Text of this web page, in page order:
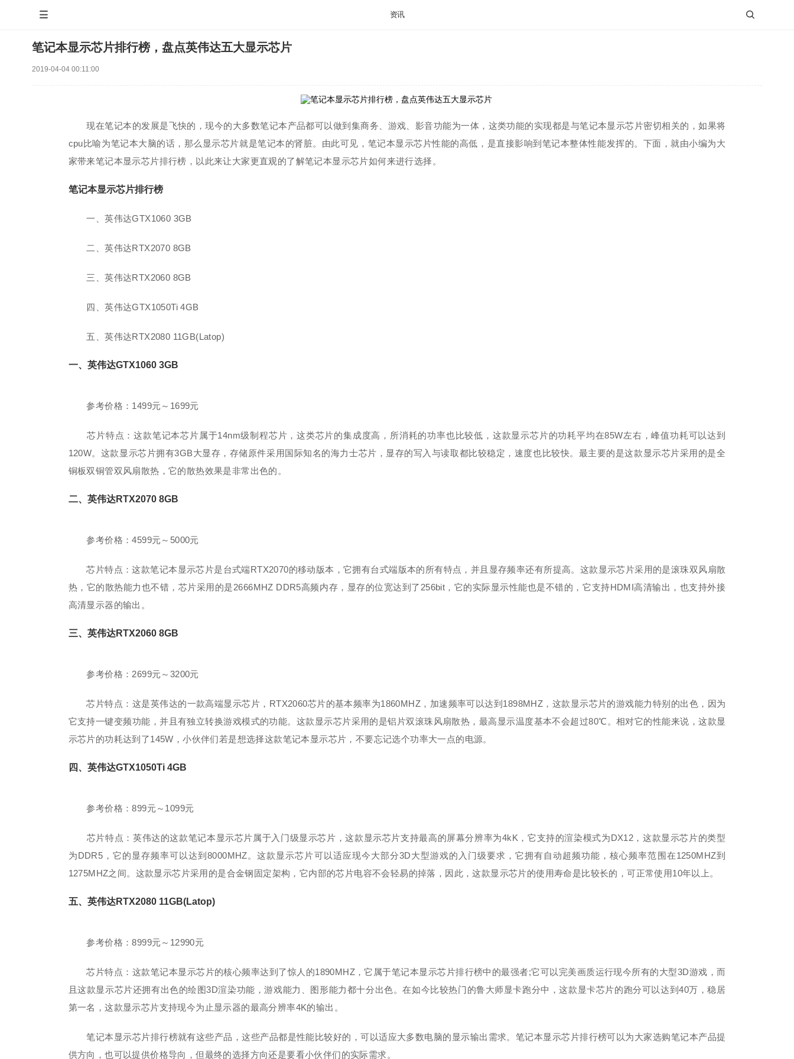

资讯

笔记本显示芯片排行榜，盘点英伟达五大显示芯片
2019-04-04 00:11:00
现在笔记本的发展是飞快的，现今的大多数笔记本产品都可以做到集商务、游戏、影音功能为一体，这类功能的实现都是与笔记本显示芯片密切相关的，如果将
cpu比喻为笔记本大脑的话，那么显示芯片就是笔记本的肾脏。由此可见，笔记本显示芯片性能的高低，是直接影响到笔记本整体性能发挥的。下面，就由小编为大
家带来笔记本显示芯片排行榜，以此来让大家更直观的了解笔记本显示芯片如何来进行选择。
笔记本显示芯片排行榜
一、英伟达GTX1060 3GB
二、英伟达RTX2070 8GB
三、英伟达RTX2060 8GB
四、英伟达GTX1050Ti 4GB
五、英伟达RTX2080 11GB(Latop)
一、英伟达GTX1060 3GB
参考价格：1499元～1699元
芯片特点：这款笔记本芯片属于14nm级制程芯片，这类芯片的集成度高，所消耗的功率也比较低，这款显示芯片的功耗平均在85W左右，峰值功耗可以达到
120W。这款显示芯片拥有3GB大显存，存储原件采用国际知名的海力士芯片，显存的写入与读取都比较稳定，速度也比较快。最主要的是这款显示芯片采用的是全
铜板双铜管双风扇散热，它的散热效果是非常出色的。
二、英伟达RTX2070 8GB
参考价格：4599元～5000元
芯片特点：这款笔记本显示芯片是台式端RTX2070的移动版本，它拥有台式端版本的所有特点，并且显存频率还有所提高。这款显示芯片采用的是滚珠双风扇散
热，它的散热能力也不错，芯片采用的是2666MHZ DDR5高频内存，显存的位宽达到了256bit，它的实际显示性能也是不错的，它支持HDMI高清输出，也支持外接
高清显示器的输出。
三、英伟达RTX2060 8GB
参考价格：2699元～3200元
芯片特点：这是英伟达的一款高端显示芯片，RTX2060芯片的基本频率为1860MHZ，加速频率可以达到1898MHZ，这款显示芯片的游戏能力特别的出色，因为
它支持一键变频功能，并且有独立转换游戏模式的功能。这款显示芯片采用的是铝片双滚珠风扇散热，最高显示温度基本不会超过80℃。相对它的性能来说，这款显
示芯片的功耗达到了145W，小伙伴们若是想选择这款笔记本显示芯片，不要忘记选个功率大一点的电源。
四、英伟达GTX1050Ti 4GB
参考价格：899元～1099元
芯片特点：英伟达的这款笔记本显示芯片属于入门级显示芯片，这款显示芯片支持最高的屏幕分辨率为4kK，它支持的渲染模式为DX12，这款显示芯片的类型
为DDR5，它的显存频率可以达到8000MHZ。这款显示芯片可以适应现今大部分3D大型游戏的入门级要求，它拥有自动超频功能，核心频率范围在1250MHZ到
1275MHZ之间。这款显示芯片采用的是合金钢固定架构，它内部的芯片电容不会轻易的掉落，因此，这款显示芯片的使用寿命是比较长的，可正常使用10年以上。
五、英伟达RTX2080 11GB(Latop)
参考价格：8999元～12990元
芯片特点：这款笔记本显示芯片的核心频率达到了惊人的1890MHZ，它属于笔记本显示芯片排行榜中的最强者;它可以完美画质运行现今所有的大型3D游戏，而
且这款显示芯片还拥有出色的绘图3D渲染功能，游戏能力、图形能力都十分出色。在如今比较热门的鲁大师显卡跑分中，这款显卡芯片的跑分可以达到40万，稳居
第一名，这款显示芯片支持现今为止显示器的最高分辨率4K的输出。
笔记本显示芯片排行榜就有这些产品，这些产品都是性能比较好的，可以适应大多数电脑的显示输出需求。笔记本显示芯片排行榜可以为大家选购笔记本产品提
供方向，也可以提供价格导向，但最终的选择方向还是要看小伙伴们的实际需求。